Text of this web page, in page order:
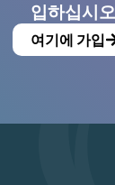
입하십시
여기에 가입